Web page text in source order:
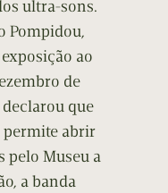
ultra-sons.
Pompidou,
ao
de
declarou que
permite abrir
pelo Museu a
a banda